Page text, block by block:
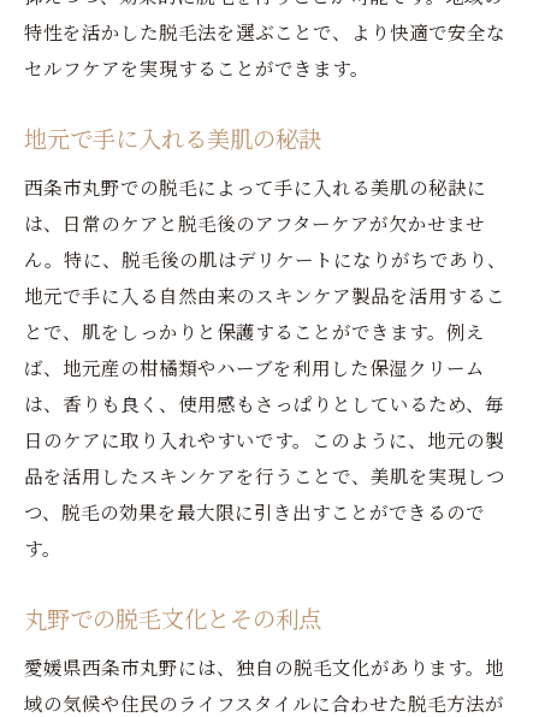
特性を活かした脱毛法を選ぶことで、より快適で安全な
セルフケアを実現することができます。
地元で手に入れる美肌の秘訣
西条市丸野での脱毛によって手に入れる美肌の秘訣に
は、日常のケアと脱毛後のアフターケアが欠かせませ
ん。特に、脱毛後の肌はデリケートになりがちであり、
地元で手に入る自然由来のスキンケア製品を活用するこ
とで、肌をしっかりと保護することができます。例え
ば、地元産の柑橘類やハーブを利用した保湿クリーム
は、香りも良く、使用感もさっぱりとしているため、毎
日のケアに取り入れやすいです。このように、地元の製
品を活用したスキンケアを行うことで、美肌を実現しつ
つ、脱毛の効果を最大限に引き出すことができるので
す。
丸野での脱毛文化とその利点
愛媛県西条市丸野には、独自の脱毛文化があります。地
域の気候や住民のライフスタイルに合わせた脱毛方法が